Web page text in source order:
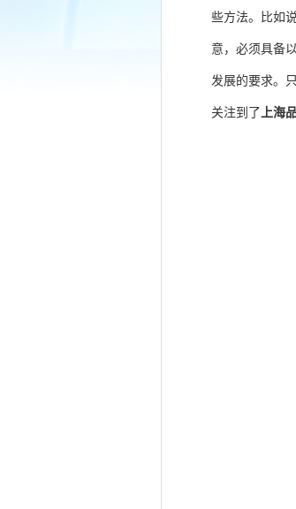
些方法。比如
意，必须具备
发展的要求。
关注到了上海